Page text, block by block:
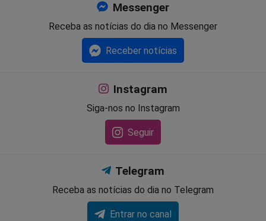
Messenger
Receba as notícias do dia no Messenger
Receber notícias
Instagram
Siga-nos no Instagram
Seguir
Telegram
Receba as notícias do dia no Telegram
Entrar no canal